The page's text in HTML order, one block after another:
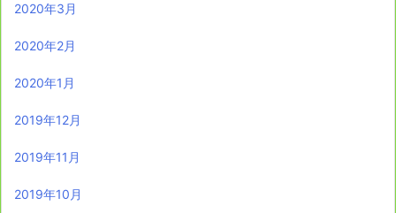
2020年3月
2020年2月
2020年1月
2019年12月
2019年11月
2019年10月